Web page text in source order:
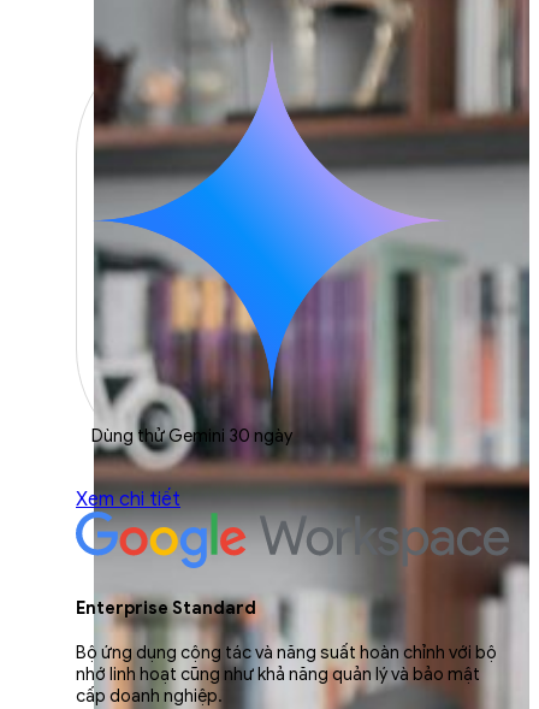
Dùng thử Gemini 30 ngày
Xem chi tiết
Enterprise Standard
Bộ ứng dụng cộng tác và năng suất hoàn chỉnh với bộ
nhớ linh hoạt cũng như khả năng quản lý và bảo mật
cấp doanh nghiệp.